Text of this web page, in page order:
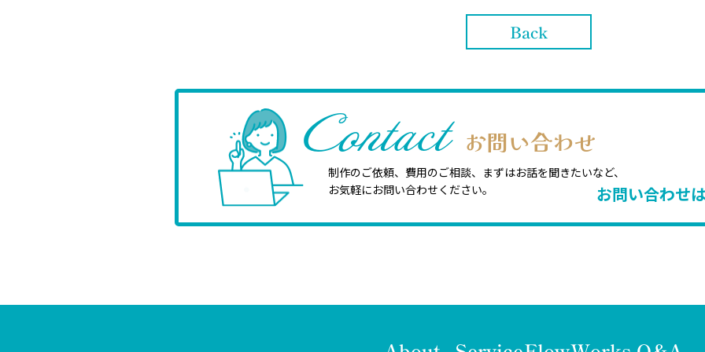
Back
Contact お問い合わせ
制作のご依頼、費用のご相談、まずはお話を聞きたいなど、
お気軽にお問い合わせください。
お問い合わせ